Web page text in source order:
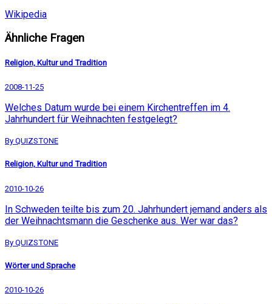
Wikipedia
Ähnliche Fragen
Religion, Kultur und Tradition
2008-11-25
Welches Datum wurde bei einem Kirchentreffen im 4.
Jahrhundert für Weihnachten festgelegt?
By QUIZSTONE
Religion, Kultur und Tradition
2010-10-26
In Schweden teilte bis zum 20. Jahrhundert jemand anders als
der Weihnachtsmann die Geschenke aus. Wer war das?
By QUIZSTONE
Wörter und Sprache
2010-10-26